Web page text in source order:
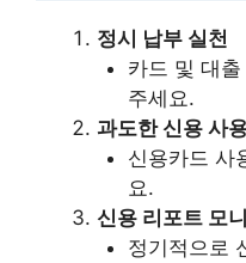
정시 납부 실천
카드 및 대
주세요.
과도한 신용 사
신용카드 사
요.
신용 리포트 모
정기적으로